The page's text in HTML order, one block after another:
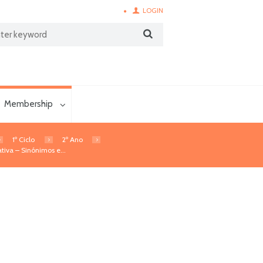
LOGIN
Membership
1º Ciclo
2º Ano
– Sinónimos e...